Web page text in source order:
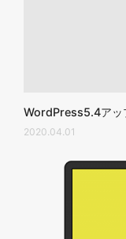
WordPress5.4アッ
2020.04.01